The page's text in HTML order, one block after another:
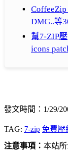
DMG..等
幫7-ZIP
icons
發文時間：1/29/
TAG: 7-zip 免費壓
注意事項： 本站